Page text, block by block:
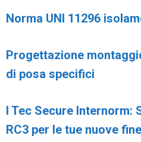
Norma UNI 11296
Progettazione
di posa specifici
I Tec Secure Internorm:
RC3 per le tue nuove